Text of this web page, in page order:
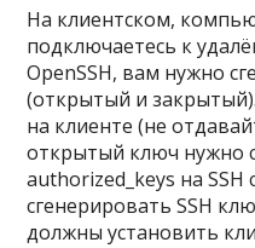
На клиентском,
подключаетесь к
OpenSSH, вам нужно
(открытый и
на клиенте (не
открытый ключ нужно
authorized_keys на SSH
сгенерировать SSH
должны установить